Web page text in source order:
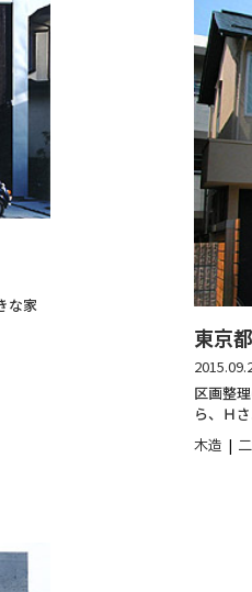
な家
東京
区画整
ら、Ｈ
木造